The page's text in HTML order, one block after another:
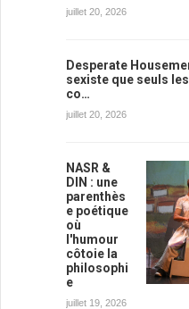
juillet 20, 2026
Desperate
sexiste que seuls
co…
juillet 20, 2026
NASR &
DIN : une
parenthès
e poétique
où
l'humour
côtoie la
philosophi
e
juillet 19, 2026